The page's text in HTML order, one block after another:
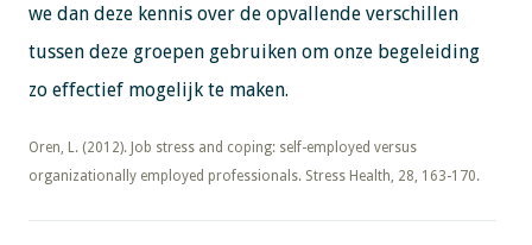
we dan deze kennis over de opvallende verschillen
tussen deze groepen gebruiken om onze begeleiding
zo effectief mogelijk te maken.
​​​​​​​Oren, L. (2012). Job stress and coping: self-employed versus
organizationally employed professionals. Stress Health, 28, 163-170.